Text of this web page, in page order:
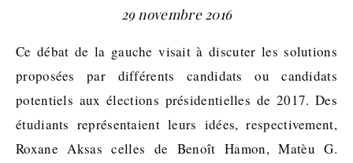
29 novembre 2016
Ce débat de la gauche visait à discuter les solutions
proposées par différents candidats ou candidats
potentiels aux élections présidentielles de 2017. Des
étudiants représentaient leurs idées, respectivement,
Roxane Aksas celles de Benoît Hamon, Matèu G.